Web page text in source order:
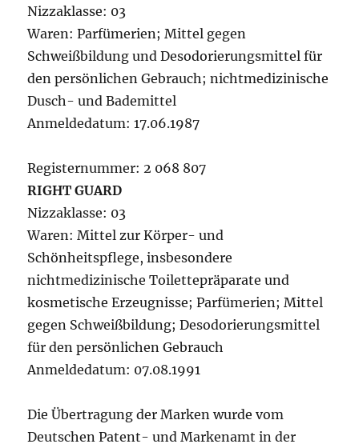
Nizzaklasse: 03
Waren: Parfümerien; Mittel gegen
Schweißbildung und Desodorierungsmittel für
den persönlichen Gebrauch; nichtmedizinische
Dusch- und Bademittel
Anmeldedatum: 17.06.1987
Registernummer: 2 068 807
RIGHT GUARD
Nizzaklasse: 03
Waren: Mittel zur Körper- und
Schönheitspflege, insbesondere
nichtmedizinische Toilettepräparate und
kosmetische Erzeugnisse; Parfümerien; Mittel
gegen Schweißbildung; Desodorierungsmittel
für den persönlichen Gebrauch
Anmeldedatum: 07.08.1991
Die Übertragung der Marken wurde vom
Deutschen Patent- und Markenamt in der